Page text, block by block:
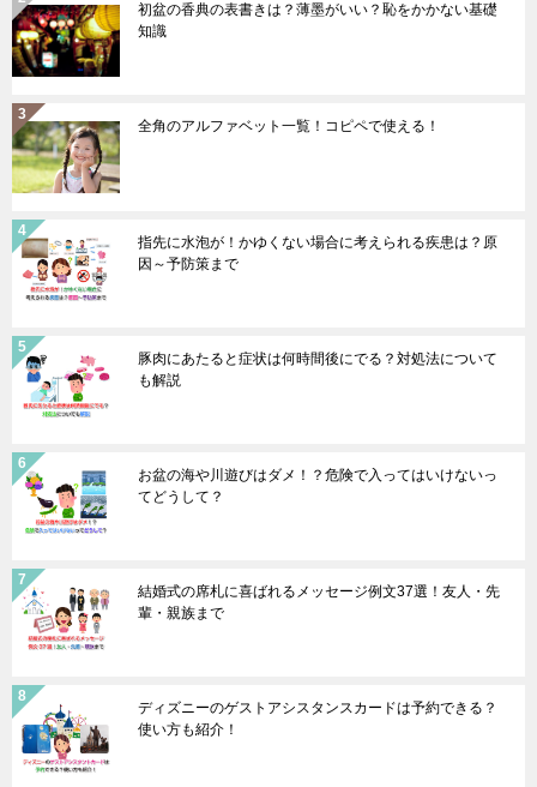
初盆の香典の表書きは？薄墨がいい？恥をかかない基礎
知識
全角のアルファベット一覧！コピペで使える！
指先に水泡が！かゆくない場合に考えられる疾患は？原
因～予防策まで
豚肉にあたると症状は何時間後にでる？対処法について
も解説
お盆の海や川遊びはダメ！？危険で入ってはいけないっ
てどうして？
結婚式の席札に喜ばれるメッセージ例文37選！友人・先
輩・親族まで
ディズニーのゲストアシスタンスカードは予約できる？
使い方も紹介！